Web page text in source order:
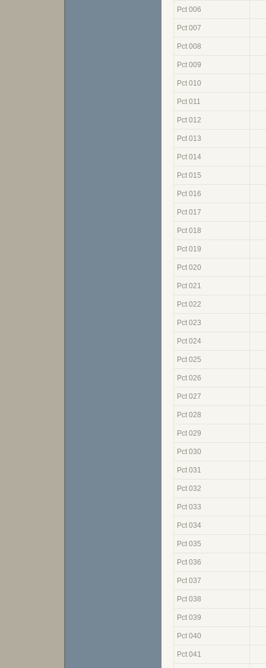
Pct 006
Pct 007
Pct 008
Pct 009
Pct 010
Pct 011
Pct 012
Pct 013
Pct 014
Pct 015
Pct 016
Pct 017
Pct 018
Pct 019
Pct 020
Pct 021
Pct 022
Pct 023
Pct 024
Pct 025
Pct 026
Pct 027
Pct 028
Pct 029
Pct 030
Pct 031
Pct 032
Pct 033
Pct 034
Pct 035
Pct 036
Pct 037
Pct 038
Pct 039
Pct 040
Pct 041